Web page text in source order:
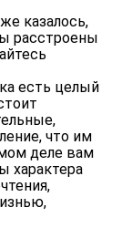
казалось,
расстроены
есть целый
что им
деле вам
характера